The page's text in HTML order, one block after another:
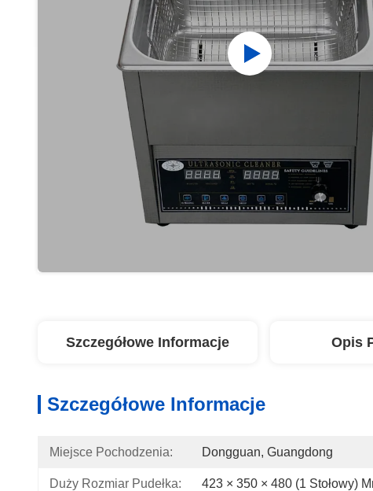
Szczegółowe Informacje Opis
Szczegółowe Informacje
Miejsce Pochodzenia: Dongguan, Guangdong
Duży Rozmiar Pudełka: 423 × 350 × 480 (1 Stołowy)